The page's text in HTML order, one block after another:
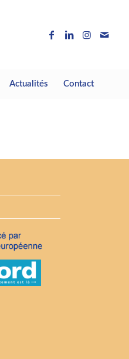
Actualités Contact